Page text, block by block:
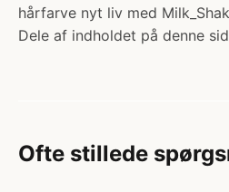
hårfarve nyt liv med
Dele af indholdet på denne
Ofte stillede